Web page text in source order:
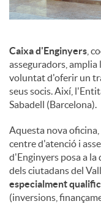
Caixa d'Enginyers ,
asseguradors, amplia
voluntat d'oferir un
seus socis. Així,
Sabadell (Barcelona).
Aquesta nova
centre d'atenció i
d'Enginyers posa a la
dels ciutadans del
especialment
(inversions,